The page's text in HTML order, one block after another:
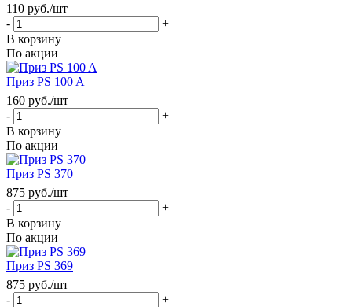
110 руб./шт
-
+
В корзину
По акции
Приз PS 100 A
160 руб./шт
-
+
В корзину
По акции
Приз PS 370
875 руб./шт
-
+
В корзину
По акции
Приз PS 369
875 руб./шт
-
+